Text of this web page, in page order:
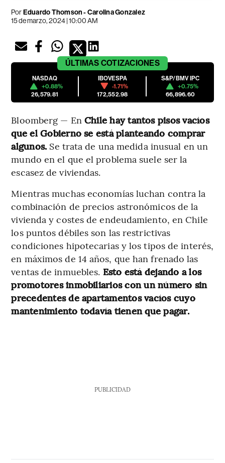
PorEduardo Thomson - Carolina Gonzalez
15 de marzo, 2024 | 10:00 AM
ÚLTIMAS COTIZACIONES
NASDAQ
+0.88%
26,579.81
IBOVESPA
-1.71%
172,552.98
S&P/BMV IPC
+0.75%
66,896.60
Bloomberg — En Chile hay tantos pisos vacíos
que el Gobierno se está planteando comprar
algunos. Se trata de una medida inusual en un
mundo en el que el problema suele ser la
escasez de viviendas.
Mientras muchas economías luchan contra la
combinación de precios astronómicos de la
vivienda y costes de endeudamiento, en Chile
los puntos débiles son las restrictivas
condiciones hipotecarias y los tipos de interés,
en máximos de 14 años, que han frenado las
ventas de inmuebles. Esto está dejando a los
promotores inmobiliarios con un número sin
precedentes de apartamentos vacíos cuyo
mantenimiento todavía tienen que pagar.
PUBLICIDAD